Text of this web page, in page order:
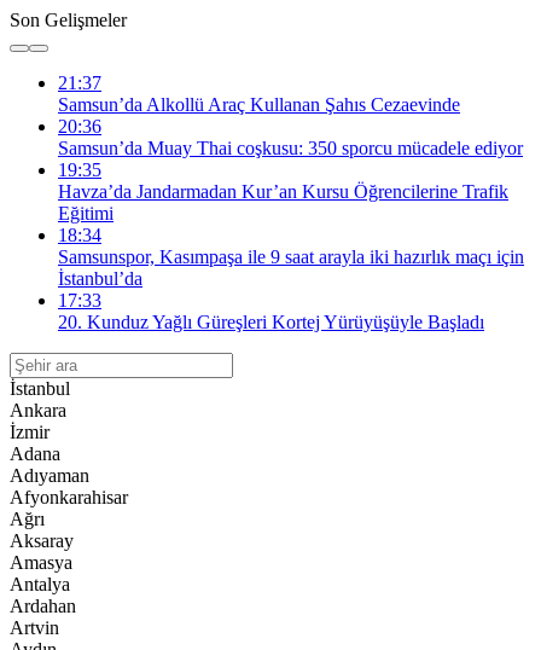
Son Gelişmeler
21:37
Samsun’da Alkollü Araç Kullanan Şahıs Cezaevinde
20:36
Samsun’da Muay Thai coşkusu: 350 sporcu mücadele ediyor
19:35
Havza’da Jandarmadan Kur’an Kursu Öğrencilerine Trafik
Eğitimi
18:34
Samsunspor, Kasımpaşa ile 9 saat arayla iki hazırlık maçı için
İstanbul’da
17:33
20. Kunduz Yağlı Güreşleri Kortej Yürüyüşüyle Başladı
İstanbul
Ankara
İzmir
Adana
Adıyaman
Afyonkarahisar
Ağrı
Aksaray
Amasya
Antalya
Ardahan
Artvin